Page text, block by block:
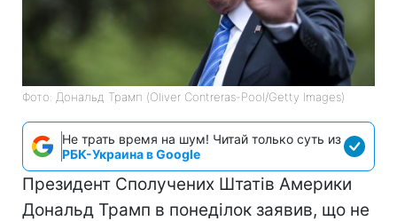
Фото: Дональд Трамп (Oliver Contreras-Pool/Getty Images)
Не трать время на шум! Читай только суть из
РБК-Украина в Google
Президент Сполучених Штатів Америки
Дональд Трамп в понеділок заявив, що не